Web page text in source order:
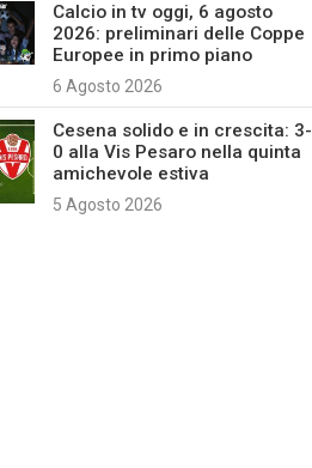
Calcio in tv oggi, 6 agosto
2026: preliminari delle Coppe
Europee in primo piano
6 Agosto 2026
Cesena solido e in crescita: 3-
0 alla Vis Pesaro nella quinta
amichevole estiva
5 Agosto 2026